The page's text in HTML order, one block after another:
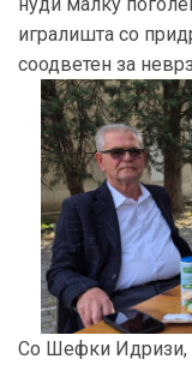
игралишта со
соодветен за
Со Шефки Идризи,